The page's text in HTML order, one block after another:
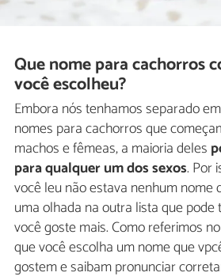
Que nome para cachorros
você escolheu?
Embora nós tenhamos separado
nomes para cachorros que
machos e fêmeas, a maioria deles
para qualquer um dos sexos. Por
você leu não estava nenhum nome
uma olhada na outra lista que
você goste mais. Como referimos
que você escolha um nome que
gostem e saibam pronunciar